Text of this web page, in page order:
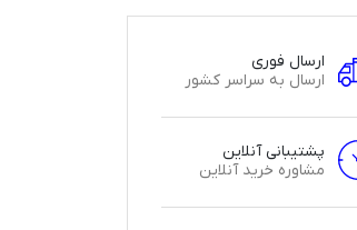
ارسال فوری
ارسال به سراسر کشور
پشتیبانی آنلاین
مشاوره خرید آنلاین